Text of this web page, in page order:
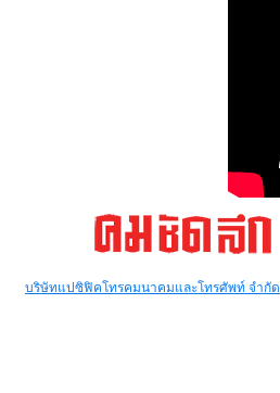
บริษัทแปซิฟิคโทรคมนาคมและโทรศัพท์ จำกัด